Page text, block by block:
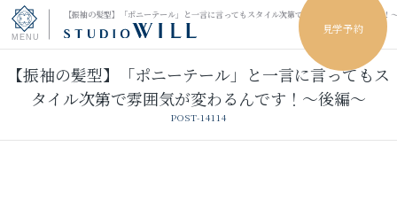
【振袖の髪型】「ポニーテール」と一言に言ってもスタイル次第で雰囲気が変わるんです
見学予約
トップページ
【振袖の髪型】「ポニーテール」と一言に言ってもス
タイル次第で雰囲気が変わるんです！～後編～
POST-14114